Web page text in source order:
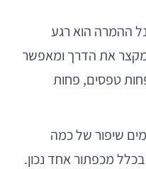
ההמרה הוא רגע
את הדרך ומאפשר
טפסים, פחות
שיפור של כמה